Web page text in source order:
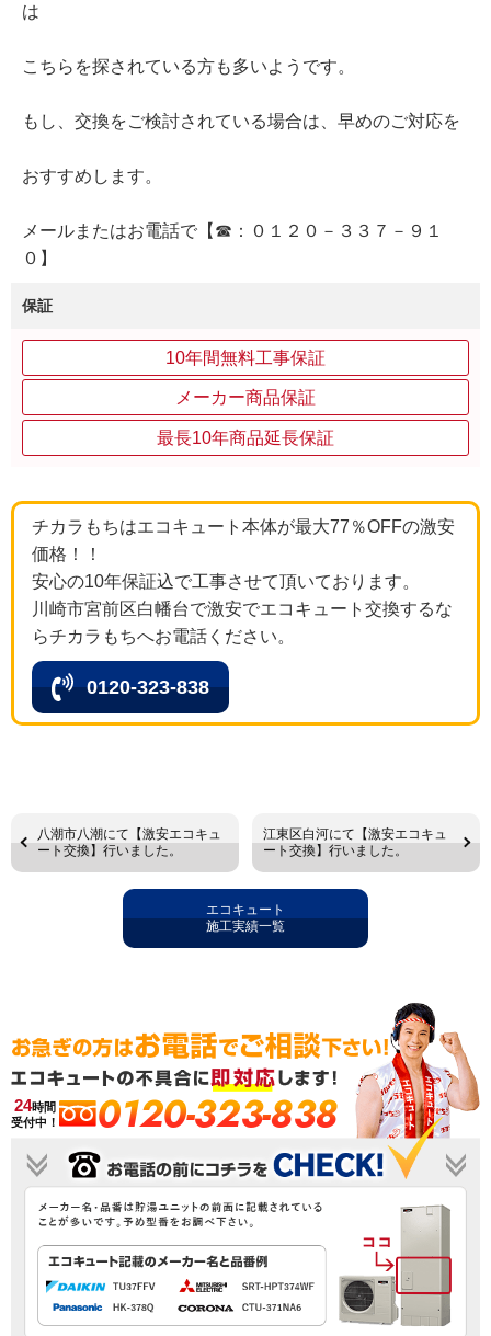
は
こちらを探されている方も多いようです。
もし、交換をご検討されている場合は、早めのご対応を
おすすめします。
メールまたはお電話で【☎：０１２０－３３７－９１
０】
保証
10年間無料工事保証
メーカー商品保証
最長10年商品延長保証
チカラもちはエコキュート本体が最大77％OFFの激安
価格！！
安心の10年保証込で工事させて頂いております。
川崎市宮前区白幡台で激安でエコキュート交換するな
らチカラもちへお電話ください。
0120-323-838
八潮市八潮にて【激安エコキュ
ート交換】行いました。
江東区白河にて【激安エコキュ
ート交換】行いました。
エコキュート
施工実績一覧
24時間
受付中！
0120-323-838